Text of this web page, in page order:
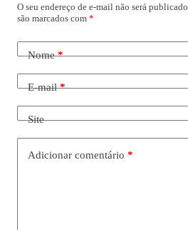
O seu endereço de e-mail não será publicado.
são marcados com *
Nome*
E-mail*
Site
Adicionar comentário *